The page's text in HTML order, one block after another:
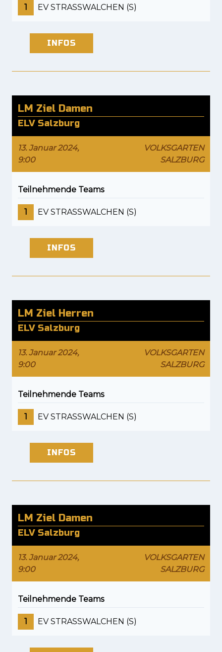
1 EV STRASSWALCHEN (S)
INFOS
LM Ziel Damen
ELV Salzburg
13. Januar 2024,
9:00
VOLKSGARTEN
SALZBURG
Teilnehmende Teams
1 EV STRASSWALCHEN (S)
INFOS
LM Ziel Herren
ELV Salzburg
13. Januar 2024,
9:00
VOLKSGARTEN
SALZBURG
Teilnehmende Teams
1 EV STRASSWALCHEN (S)
INFOS
LM Ziel Damen
ELV Salzburg
13. Januar 2024,
9:00
VOLKSGARTEN
SALZBURG
Teilnehmende Teams
1 EV STRASSWALCHEN (S)